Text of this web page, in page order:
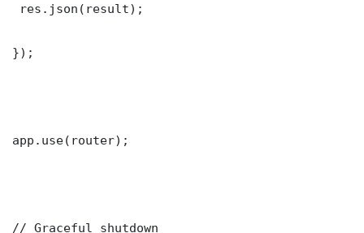
res.json(result);
});
app.use(router);
// Graceful shutdown